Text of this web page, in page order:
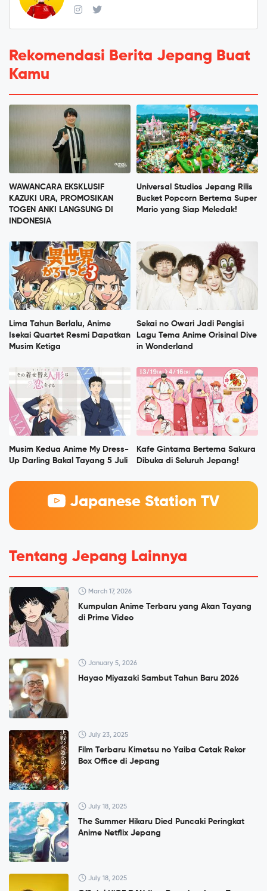
Rekomendasi Berita Jepang Buat
Kamu
WAWANCARA EKSKLUSIF
KAZUKI URA, PROMOSIKAN
TOGEN ANKI LANGSUNG DI
INDONESIA
Universal Studios Jepang Rilis
Bucket Popcorn Bertema Super
Mario yang Siap Meledak!
Lima Tahun Berlalu, Anime
Isekai Quartet Resmi Dapatkan
Musim Ketiga
Sekai no Owari Jadi Pengisi
Lagu Tema Anime Orisinal Dive
in Wonderland
Musim Kedua Anime My Dress-
Up Darling Bakal Tayang 5 Juli
Kafe Gintama Bertema Sakura
Dibuka di Seluruh Jepang!
Japanese Station TV
Tentang Jepang Lainnya
March 17, 2026
Kumpulan Anime Terbaru yang Akan Tayang
di Prime Video
January 5, 2026
Hayao Miyazaki Sambut Tahun Baru 2026
July 23, 2025
Film Terbaru Kimetsu no Yaiba Cetak Rekor
Box Office di Jepang
July 18, 2025
The Summer Hikaru Died Puncaki Peringkat
Anime Netflix Jepang
July 18, 2025